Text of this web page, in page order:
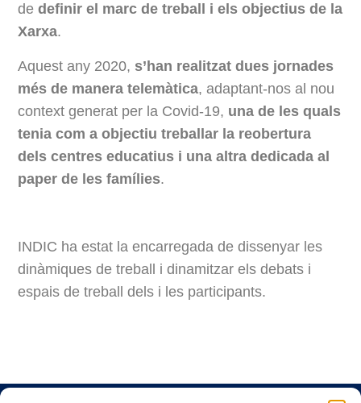
dedefinir el marc de treball i els objectius de la
Xarxa.
Aquest any 2020, s’han realitzat dues jornades
més de manera telemàtica, adaptant-nos al nou
context generat per la Covid-19, una de les quals
tenia com a objectiu treballar la reobertura
dels centres educatius i una altra dedicada al
paper de les famílies.
INDIC ha estat la encarregada de dissenyar les
dinàmiques de treball i dinamitzar els debats i
espais de treball dels i les participants.